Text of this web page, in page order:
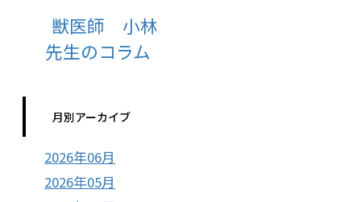
獣医師 小林
先生のコラム
月別アーカイブ
2026年06月
2026年05月